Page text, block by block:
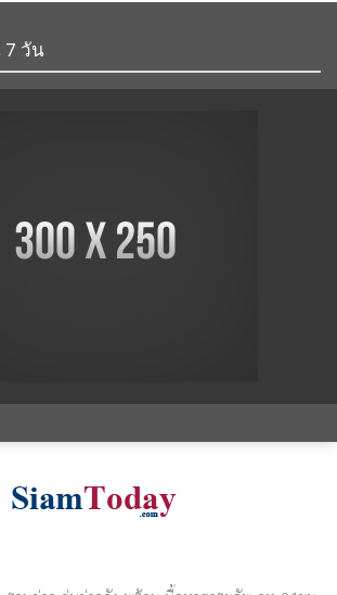
7 วัน